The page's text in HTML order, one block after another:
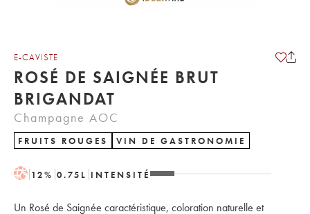
E-CAVISTE
ROSÉ DE SAIGNÉE BRUT
BRIGANDAT
Champagne AOC
FRUITS ROUGES VIN DE GASTRONOMIE
H 12% 0.75 L INTENSITÉ
Un Rosé de Saignée caractéristique, coloration naturelle et